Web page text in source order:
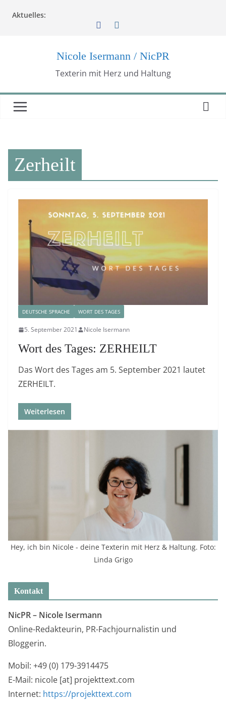
Inhalt
Aktuelles:
Nicole Isermann / NicPR
Texterin mit Herz und Haltung
Zerheilt
DEUTSCHE SPRACHE WORT DES TAGES
5. September 2021 Nicole Isermann
Wort des Tages: ZERHEILT
Das Wort des Tages am 5. September 2021 lautet
ZERHEILT.
Weiterlesen
Hey, ich bin Nicole - deine Texterin mit Herz & Haltung. Foto:
Linda Grigo
Kontakt
NicPR – Nicole Isermann
Online-Redakteurin, PR-Fachjournalistin und
Bloggerin.
Mobil: +49 (0) 179-3914475
E-Mail: nicole [at] projekttext.com
Internet: https://projekttext.com